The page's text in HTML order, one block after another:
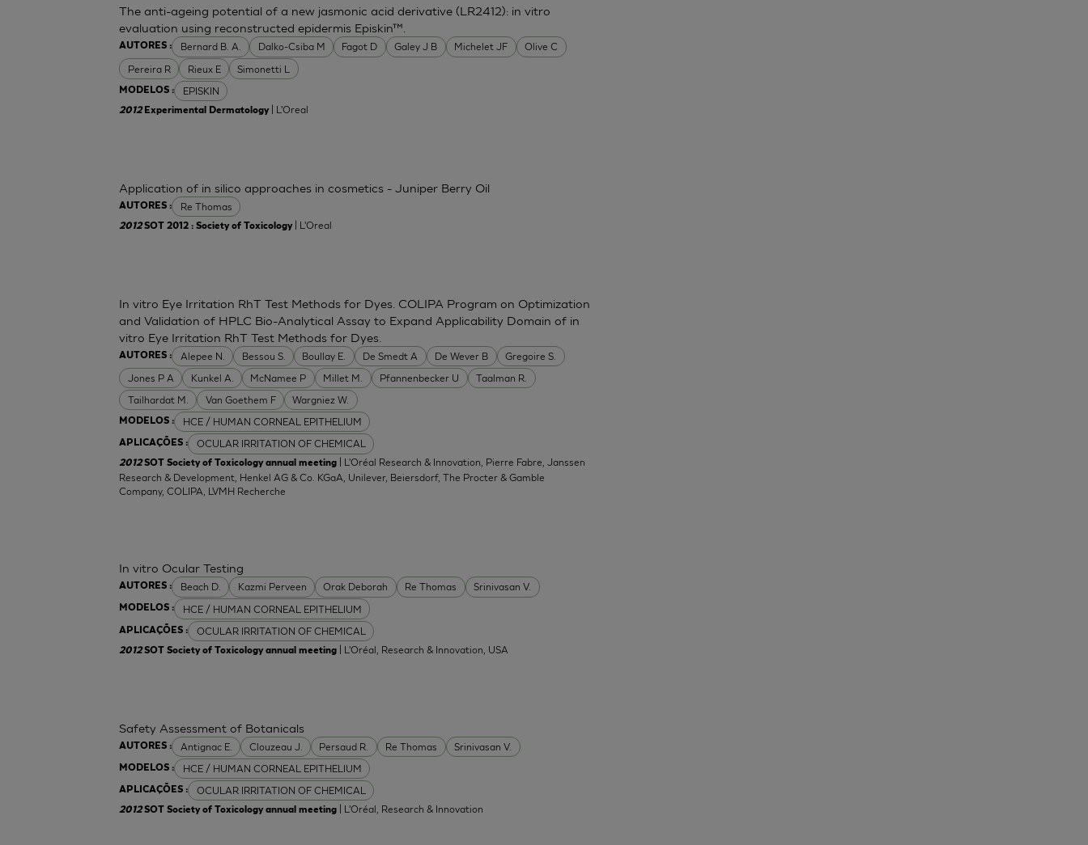
AUTORES : Bernard B. A. Dalko-Csiba M Fagot D Galey J B Michelet JF
Olive C
Pereira R
Rieux E Simonetti L
MODELOS : EPISKIN
The anti-ageing potential of a new jasmonic acid derivative (LR2412): in vitro
evaluation using reconstructed epidermis Episkin™.
2012 Experimental Dermatology| L'Oreal
AUTORES : Re Thomas
Application of in silico approaches in cosmetics - Juniper Berry Oil
2012SOT 2012 : Society of Toxicology| L'Oreal
AUTORES : Alepee N. Bessou S. Boullay E. De Smedt A De Wever B
Gregoire S.
Jones P A
Kunkel A. McNamee P Millet M. Pfannenbecker U
Taalman R.
Tailhardat M.
Van Goethem F Wargniez W.
MODELOS : HCE / HUMAN CORNEAL EPITHELIUM
APLICAÇÕES : OCULAR IRRITATION OF CHEMICAL
In vitro Eye Irritation RhT Test Methods for Dyes. COLIPA Program on Optimization
and Validation of HPLC Bio-Analytical Assay to Expand Applicability Domain of in
vitro Eye Irritation RhT Test Methods for Dyes.
2012SOT Society of Toxicology annual meeting
| L'Oréal Research & Innovation, Pierre Fabre, Janssen
Research & Development, Henkel AG & Co. KGaA, Unilever, Beiersdorf, The Procter & Gamble
Company, COLIPA, LVMH Recherche
AUTORES : Beach D. Kazmi Perveen Orak Deborah Re Thomas Srinivasan V.
MODELOS : HCE / HUMAN CORNEAL EPITHELIUM
APLICAÇÕES : OCULAR IRRITATION OF CHEMICAL
In vitro Ocular Testing
2012SOT Society of Toxicology annual meeting | L'Oréal, Research & Innovation, USA
AUTORES : Antignac E. Clouzeau J. Persaud R. Re Thomas Srinivasan V.
MODELOS : HCE / HUMAN CORNEAL EPITHELIUM
APLICAÇÕES : OCULAR IRRITATION OF CHEMICAL
Safety Assessment of Botanicals
2012SOT Society of Toxicology annual meeting | L'Oréal, Research & Innovation